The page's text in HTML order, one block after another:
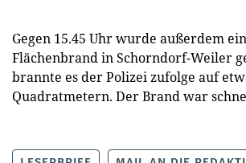
Gegen 15.45 Uhr wurde außerdem
Flächenbrand in Schorndorf-Weiler
brannte es der Polizei zufolge auf
Quadratmetern. Der Brand war